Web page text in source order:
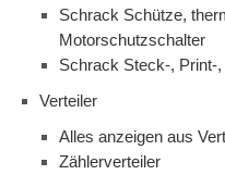
Schrack Schütze,
Motorschutzschalter
Schrack Steck-, Print-
Verteiler
Alles anzeigen aus
Zählerverteiler